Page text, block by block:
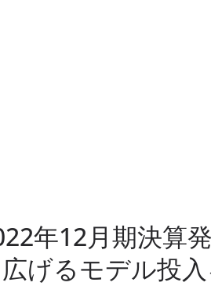
年12月期決算
げるモデル投